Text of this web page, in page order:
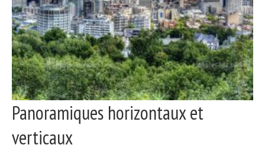
Panoramiques horizontaux et
verticaux